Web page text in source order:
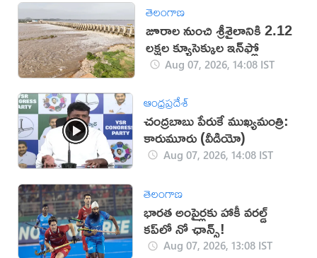
తెలంగాణ
జూరాల నుంచి శ్రీశైలానికి 2.12
లక్షల క్యూసెక్కుల ఇన్‌ఫ్లో
Aug 07, 2026, 14:08 IST
ఆంధ్రప్రదేశ్
చంద్రబాబు పేరుకే ముఖ్యమంత్రి:
కారుమూరు (వీడియో)
Aug 07, 2026, 14:08 IST
తెలంగాణ
భారత అంపైర్లకు హాకీ వరల్డ్
కప్‌లో నో ఛాన్స్!
Aug 07, 2026, 13:08 IST